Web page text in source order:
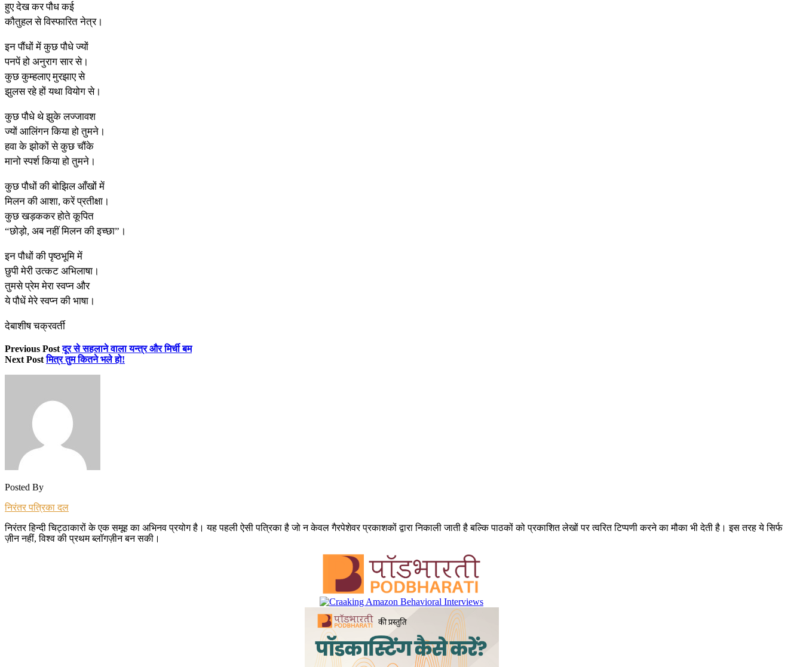
हुए देख कर पौध कई
कौतुहल से विस्फारित नेत्र।
इन पौंधों में कुछ पौधे ज्यों
पनपें हो अनुराग सार से।
कुछ कुम्हलाए मुरझाए से
झुलस रहे हों यथा वियोग से।
कुछ पौधे थे झुके लज्जावश
ज्यों आलिंगन किया हो तुमने।
हवा के झोकों से कुछ चौंके
मानो स्पर्श किया हो तुमने।
कुछ पौधों की बोझिल आँखों में
मिलन की आशा, करें प्रतीक्षा।
कुछ खड़ककर होते कूपित
“छोड़ो, अब नहीं मिलन की इच्छा”।
इन पौधों की पृष्ठभूमि में
छुपी मेरी उत्कट अभिलाषा।
तुमसे प्रेम मेरा स्वप्न और
ये पौधें मेरे स्वप्न की भाषा।
देबाशीष चक्रवर्ती
Previous Post दूर से सहलाने वाला यन्त्र और मिर्ची बम
Next Post मित्र तुम कितने भले हो!
Posted By
निरंतर पत्रिका दल
निरंतर हिन्दी चिट्ठाकारों के एक समूह का अभिनव प्रयोग है। यह पहली ऐसी पत्रिका है जो न केवल गैरपेशेवर प्रकाशकों द्वारा निकाली जाती है बल्कि पाठकों को प्रकाशित लेखों पर त्वरित टिप्पणी करने का मौका भी देती है। इस तरह ये सिर्फ
ज़ीन नहीं, विश्व की प्रथम ब्लॉगज़ीन बन सकी।